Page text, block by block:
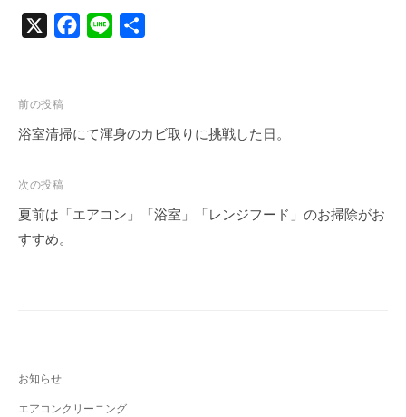
投
稿
ビ
ゲ
ー
前の投稿
浴室清掃にて渾身のカビ取りに挑戦した日。
次の投稿
夏前は「エアコン」「浴室」「レンジフード」のお掃除がお
すすめ。
お知らせ
エアコンクリーニング